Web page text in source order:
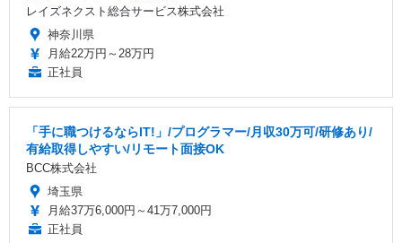
レイズネクスト総合サービス株式会社
神奈川県
月給22万円～28万円
正社員
「手に職つけるならIT!」/プログラマー/月収30万可/研修あり/
有給取得しやすい/リモート面接OK
BCC株式会社
埼玉県
月給37万6,000円～41万7,000円
正社員